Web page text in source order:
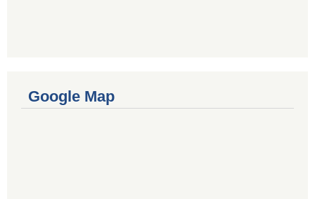
Google Map